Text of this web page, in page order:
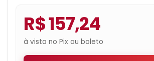
R$ 157,24
à vista no Pix ou boleto